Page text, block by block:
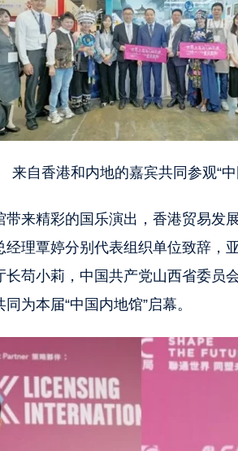
来自香港和内地的嘉宾共同参观“
来精彩的国乐演出，香港贸易发
经理覃婷分别代表组织单位致辞，
苟小莉，中国共产党山西省委员
为本届“中国内地馆”启幕。